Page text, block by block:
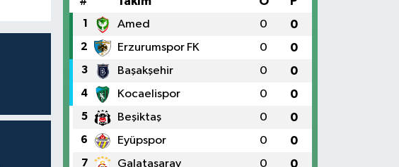
1 Amed 0 0
2 Erzurumspor FK 0 0
3 Başakşehir 0 0
4 Kocaelispor 0 0
5 Beşiktaş 0 0
6 Eyüpspor 0 0
7 Galatasaray 0 0